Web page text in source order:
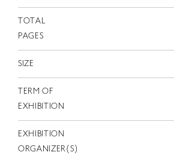
TOTAL
PAGES
SIZE
TERM OF
EXHIBITION
EXHIBITION
ORGANIZER(S)